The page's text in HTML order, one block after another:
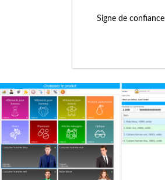
Signe de confiance